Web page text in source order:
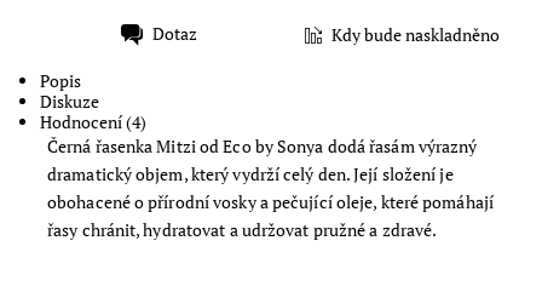
Dotaz Kdy bude naskladněno
Popis
Diskuze
Hodnocení (4)
Černá řasenka Mitzi odEco by Sonya dodá řasám výrazný
dramatický objem, který vydrží celý den. Její složení je
obohacené o přírodní vosky a pečující oleje, které pomáhají
řasy chránit, hydratovat a udržovat pružné a zdravé.